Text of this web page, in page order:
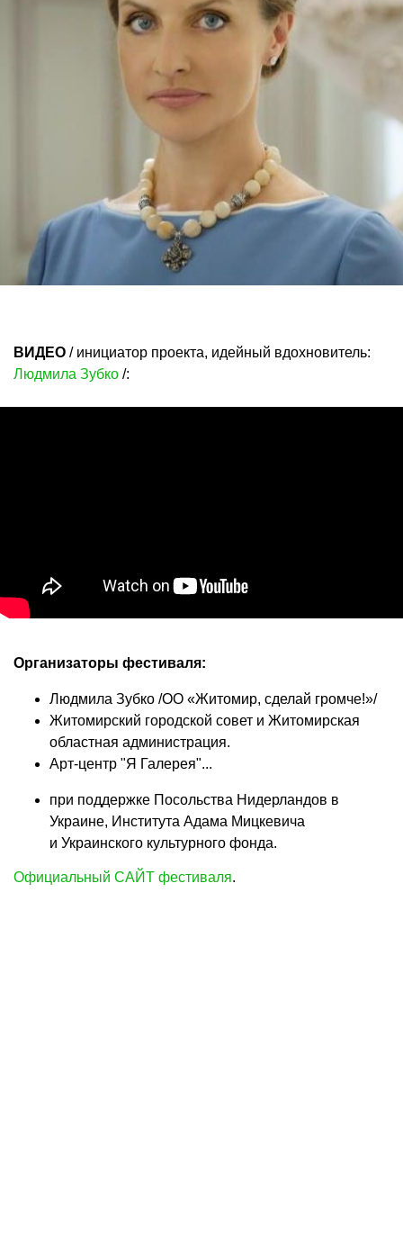
ВИДЕО / инициатор проекта, идейный вдохновитель:
Людмила Зубко /:
Организаторы фестиваля:
Людмила Зубко /ОО «Житомир, сделай громче!»/
Житомирский городской совет и Житомирская
областная администрация.
Арт-центр "Я Галерея"...
при поддержке Посольства Нидерландов в
Украине, Института Адама Мицкевича
и Украинского культурного фонда.
Официальный САЙТ фестиваля.